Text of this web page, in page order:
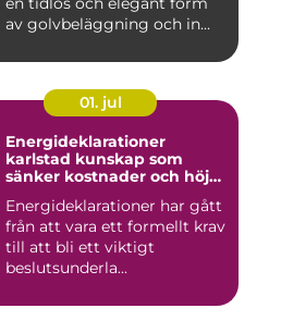
av golvbeläggning och in...
01. jul
Energideklarationer
karlstad kunskap som
sänker kostnader och höjer
Energideklarationer har gått
från att vara ett formellt krav
till att bli ett viktigt
beslutsunderla...